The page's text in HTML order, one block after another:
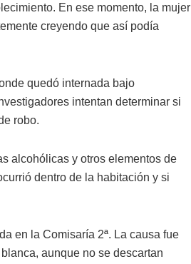
En ese momento, la mujer
creyendo que así podía
quedó internada bajo
intentan determinar si
robo.
alcohólicas y otros elementos de
dentro de la habitación y si
en la Comisaría 2ª. La causa fue
aunque no se descartan